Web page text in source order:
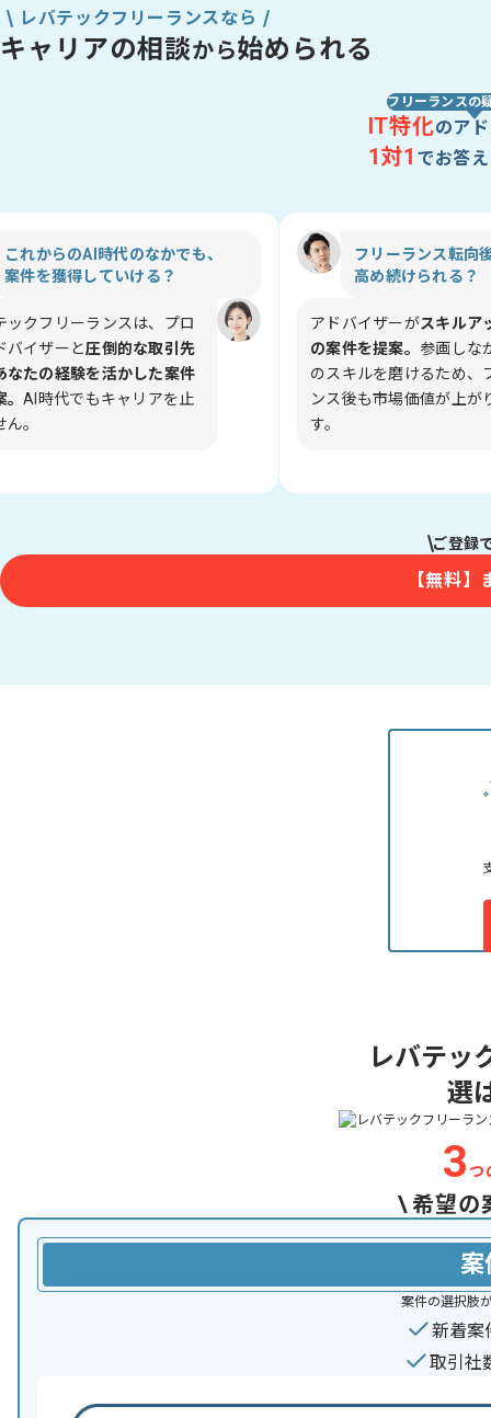
レバテックフリーランスなら
キャリアの相談から始められる
フリーランスの
IT特化のア
1対1 でお答
これからのAI時代のなかでも、
案件を獲得していける？
ックフリーランスは、プロ
バイザーと圧倒的な取引先
なたの経験を活かした案件
。AI時代でもキャリアを止
。
フリーランス転向
高め続けられる？
アドバイザーがスキルア
の案件を提案。 参画しな
のスキルを磨けるため、
ンス後も市場価値が上が
す。
ご登録
【無料
レバテッ
選
3 つ
\希望の
案
案件の選択肢
新着案
取引社